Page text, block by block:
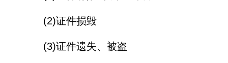
(2)证件损毁
(3)证件遗失、被盗